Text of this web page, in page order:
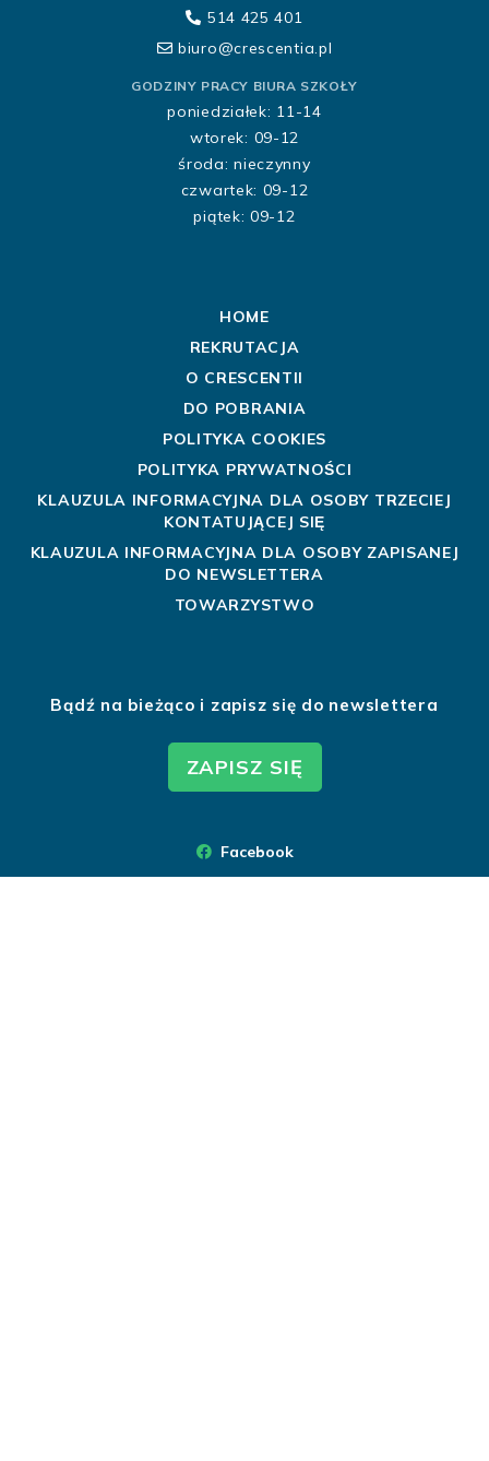
514 425 401
biuro@crescentia.pl
GODZINY PRACY BIURA SZKOŁY
poniedziałek: 11-14
wtorek: 09-12
środa: nieczynny
czwartek: 09-12
piątek: 09-12
HOME
REKRUTACJA
O CRESCENTII
DO POBRANIA
POLITYKA COOKIES
POLITYKA PRYWATNOŚCI
KLAUZULA INFORMACYJNA DLA OSOBY TRZECIEJ
KONTATUJĄCEJ SIĘ
KLAUZULA INFORMACYJNA DLA OSOBY ZAPISANEJ
DO NEWSLETTERA
TOWARZYSTWO
Bądź na bieżąco i zapisz się do newslettera
ZAPISZ SIĘ
Facebook